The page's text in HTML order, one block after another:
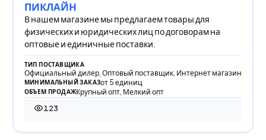
ПИКЛАЙН
В нашем магазине мы предлагаем товары для
физических и юридических лиц по договорам на
оптовые и единичные поставки.
ТИП ПОСТАВЩИКА
Официальный дилер, Оптовый поставщик, Интернет магазин
МИНИМАЛЬНЫЙ ЗАКАЗот 5 единиц
ОБЪЕМ ПРОДАЖКрупный опт, Мелкий опт
123
123 просмотра